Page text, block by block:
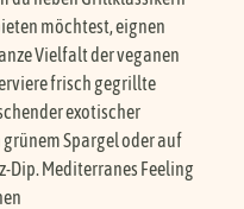
möchtest, eignen
Vielfalt der veganen
frisch gegrillte
exotischer
Spargel oder auf
Dip. Mediterranes Feeling